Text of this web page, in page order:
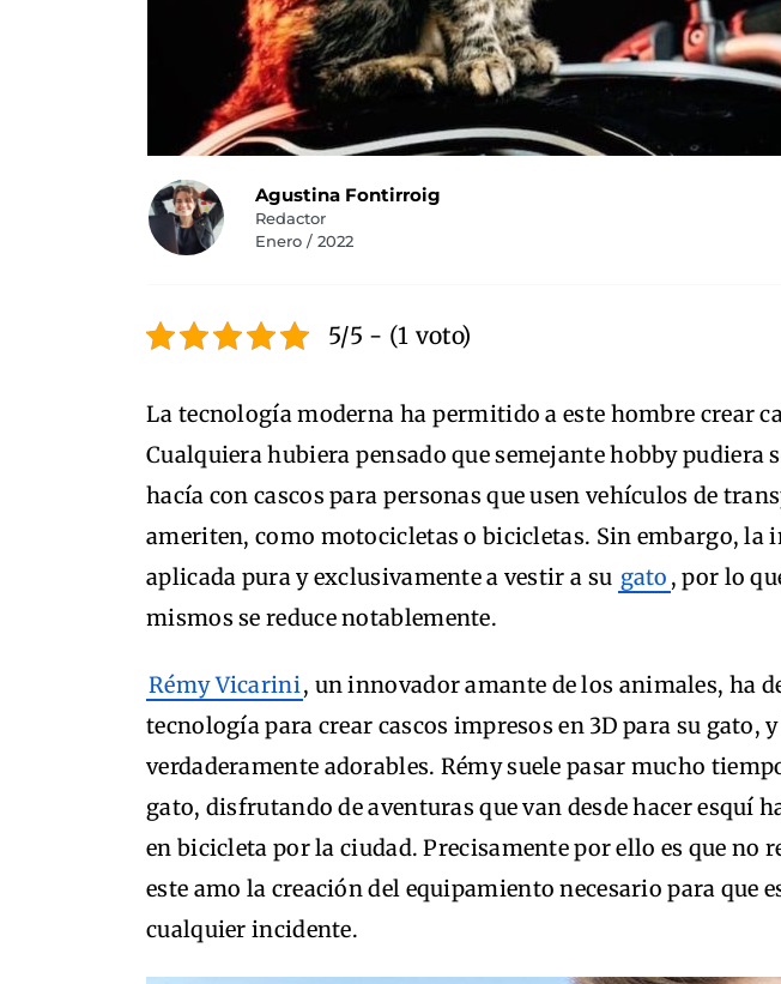
Agustina Fontirroig
Redactor
Enero / 2022
5/5 - (1 voto)
La tecnología moderna ha permitido a este hombre crear
Cualquiera hubiera pensado que semejante hobby pudiera
hacía con cascos para personas que usen vehículos de
ameriten, como motocicletas o bicicletas. Sin embargo, la
aplicada pura y exclusivamente a vestir a su gato , por lo
mismos se reduce notablemente.
Rémy Vicarini, un innovador amante de los animales, ha
tecnología para crear cascos impresos en 3D para su gato,
verdaderamente adorables. Rémy suele pasar mucho
gato, disfrutando de aventuras que van desde hacer esquí
en bicicleta por la ciudad. Precisamente por ello es que no
este amo la creación del equipamiento necesario para que
cualquier incidente.